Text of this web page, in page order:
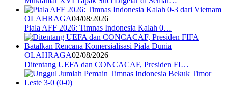
OLAHRAGA04/08/2026
Piala AFF 2026: Timnas Indonesia Kalah 0…
OLAHRAGA02/08/2026
Ditentang UEFA dan CONCACAF, Presiden FI…